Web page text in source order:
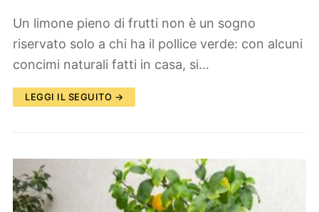
Un limone pieno di frutti non è un sogno
riservato solo a chi ha il pollice verde: con alcuni
concimi naturali fatti in casa, si…
LEGGI IL SEGUITO →